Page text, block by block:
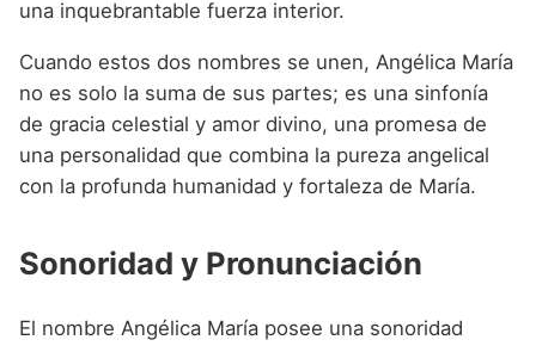
una inquebrantable fuerza interior.
Cuando estos dos nombres se unen, Angélica María
no es solo la suma de sus partes; es una sinfonía
de gracia celestial y amor divino, una promesa de
una personalidad que combina la pureza angelical
con la profunda humanidad y fortaleza de María.
Sonoridad y Pronunciación
El nombre Angélica María posee una sonoridad